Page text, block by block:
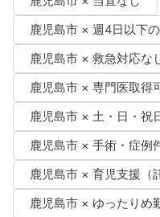
鹿児島市 × 週4日以下
鹿児島市 × 救急対応な
鹿児島市 × 専門医取得
鹿児島市 × 土・日・祝
鹿児島市 × 手術・症例
鹿児島市 × 育児支援（
鹿児島市 × ゆったりめ